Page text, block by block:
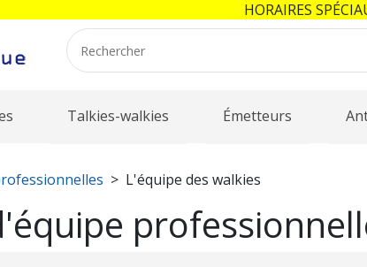
Talkies-walkies Émetteurs
L'équipe des walkies
HORAIRES